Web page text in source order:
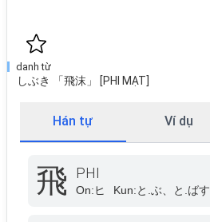
danh từ
しぶき 「飛沫」 [PHI MẠT]
Hán tự Ví dụ
飛 PHI
On:ヒ Kun:と.ぶ、と.ばす